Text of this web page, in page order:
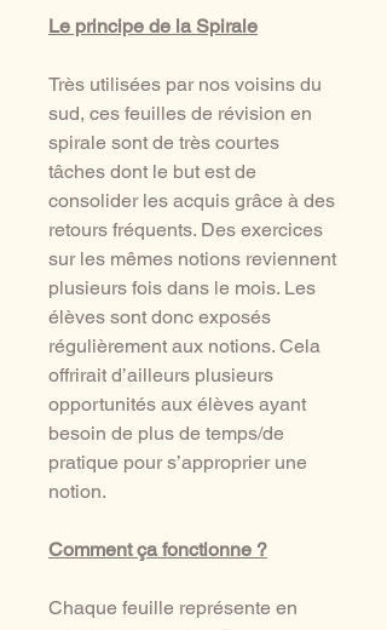
Le principe de la Spirale
Très utilisées par nos voisins du
sud, ces feuilles de révision en
spirale sont de très courtes
tâches dont le but est de
consolider les acquis grâce à des
retours fréquents. Des exercices
sur les mêmes notions reviennent
plusieurs fois dans le mois. Les
élèves sont donc exposés
régulièrement aux notions. Cela
offrirait d’ailleurs plusieurs
opportunités aux élèves ayant
besoin de plus de temps/de
pratique pour s’approprier une
notion.
Comment ça fonctionne ?
Chaque feuille représente en